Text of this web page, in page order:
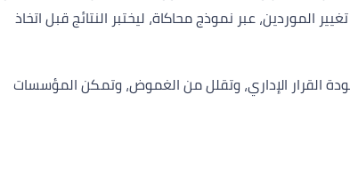
الموردين، عبر نموذج محاكاة، ليختبر النتائج قبل اتخاذ
القرار الإداري، وتقلل من الغموض، وتمكن المؤسسات